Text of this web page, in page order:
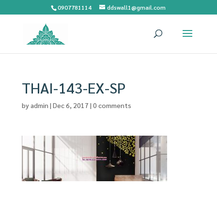
0907781114 ddswall1@gmail.com
THAI-143-EX-SP
byadmin | Dec 6, 2017 | 0 comments